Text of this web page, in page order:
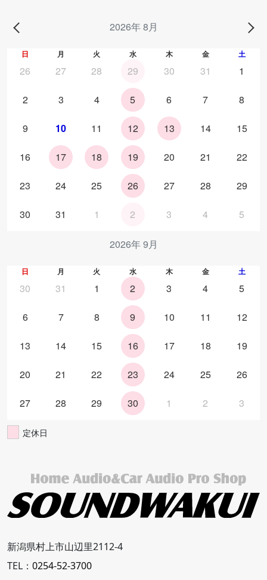
2026年 8月
日 月 火 水 木 金 土
26 27 28 29 30 31 1
2 3 4 5 6 7 8
9 10 11 12 13 14 15
16 17 18 19 20 21 22
23 24 25 26 27 28 29
30 31 1 2 3 4 5
2026年 9月
日 月 火 水 木 金 土
30 31 1 2 3 4 5
6 7 8 9 10 11 12
13 14 15 16 17 18 19
20 21 22 23 24 25 26
27 28 29 30 1 2 3
定休日
新潟県村上市山辺里2112-4
TEL： 0254-52-3700